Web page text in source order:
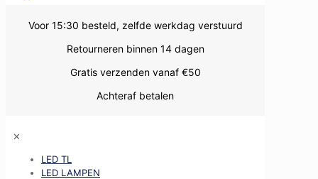
Voor 15:30 besteld, zelfde werkdag verstuurd
Retourneren binnen 14 dagen
Gratis verzenden vanaf €50
Achteraf betalen
✕
LED TL
LED LAMPEN